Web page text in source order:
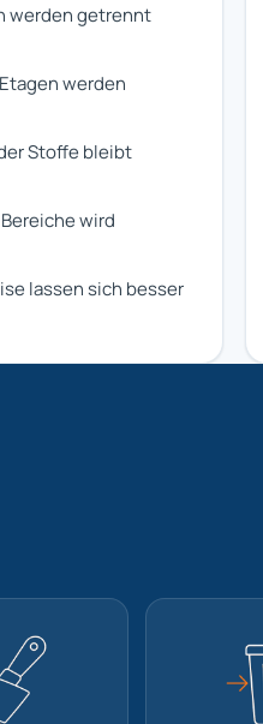
werden getrennt
werden
Stoffe bleibt
wird
lassen sich besser